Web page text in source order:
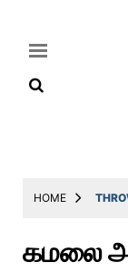
Latest
Throwback
HOME
கமலை